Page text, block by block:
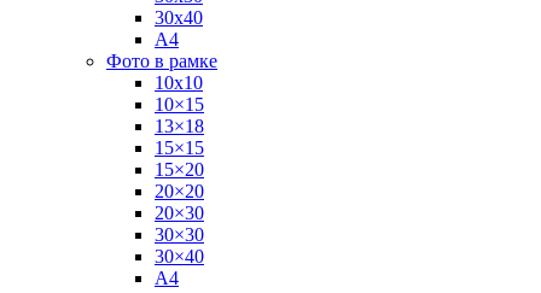
30х40
А4
Фото в рамке
10х10
10×15
13×18
15×15
15×20
20×20
20×30
30×30
30×40
A4